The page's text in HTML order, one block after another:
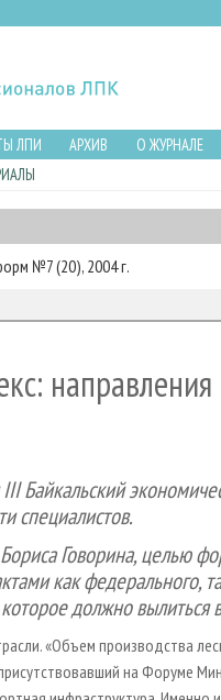
ЛПИ АРХИВ О ЖУРНАЛЕ
№7 (20), 2004 г.
направления
IIIБайкальский
специалистов.
Говорина, целью
как федерального,
должно вылиться
«Объем производства
на Форуме